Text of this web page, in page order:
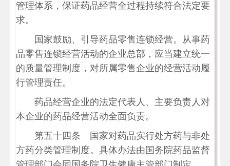
管理体系，保证药品经营全过程持续符合法定要
求。
国家鼓励、引导药品零售连锁经营。从事药
品零售连锁经营活动的企业总部，应当建立统一
的质量管理制度，对所属零售企业的经营活动履
行管理责任。
药品经营企业的法定代表人、主要负责人对
本企业的药品经营活动全面负责。
第五十四条 国家对药品实行处方药与非处
方药分类管理制度。具体办法由国务院药品监督